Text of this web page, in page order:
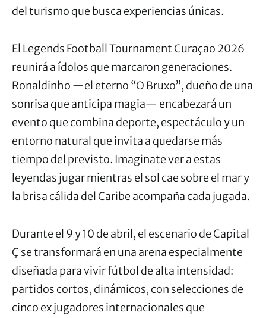
del turismo que busca experiencias únicas.
El Legends Football Tournament Curaçao 2026
reunirá a ídolos que marcaron generaciones.
Ronaldinho —el eterno “O Bruxo”, dueño de una
sonrisa que anticipa magia— encabezará un
evento que combina deporte, espectáculo y un
entorno natural que invita a quedarse más
tiempo del previsto. Imaginate ver a estas
leyendas jugar mientras el sol cae sobre el mar y
la brisa cálida del Caribe acompaña cada jugada.
Durante el 9 y 10 de abril, el escenario de Capital
Ç se transformará en una arena especialmente
diseñada para vivir fútbol de alta intensidad:
partidos cortos, dinámicos, con selecciones de
cinco ex jugadores internacionales que